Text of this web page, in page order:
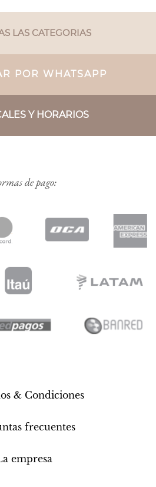
LAS CATEGORIAS
POR WHATSAPP
Y HORARIOS
de pago:
& Condiciones
frecuentes
empresa